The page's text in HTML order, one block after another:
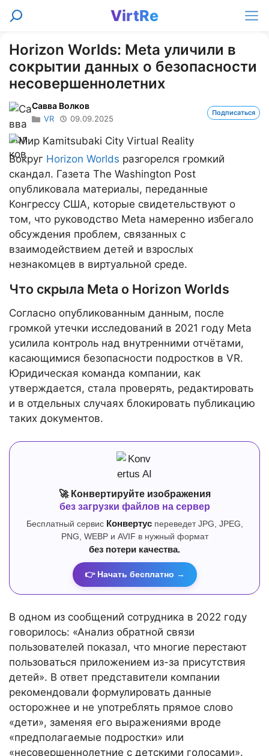
Перейти
VirtRe
Поиск
Horizon Worlds: Meta уличили в
сокрытии данных о безопасности
несовершеннолетних
Савва Волков
VR 09.09.2025
Подписаться
Вокруг Horizon Worlds разгорелся громкий
скандал. Газета The Washington Post
опубликовала материалы, переданные
Конгрессу США, которые свидетельствуют о
том, что руководство Meta намеренно избегало
обсуждения проблем, связанных с
взаимодействием детей и взрослых
незнакомцев в виртуальной среде.
Что скрыла Meta о Horizon Worlds
Согласно опубликованным данным, после
громкой утечки исследований в 2021 году Meta
усилила контроль над внутренними отчётами,
касающимися безопасности подростков в VR.
Юридическая команда компании, как
утверждается, стала проверять, редактировать
и в отдельных случаях блокировать публикацию
таких документов.
🚀 Конвертируйте изображения
без загрузки файлов на сервер
Бесплатный сервис Конвертуспереведет JPG, JPEG,
PNG, WEBP и AVIF в нужный формат
без потери качества.
👉 Начать бесплатно →
В одном из сообщений сотрудника в 2022 году
говорилось: «Анализ обратной связи
пользователей показал, что многие перестают
пользоваться приложением из-за присутствия
детей». В ответ представители компании
рекомендовали формулировать данные
осторожнее и не употреблять прямое слово
«дети», заменяя его выражениями вроде
«предполагаемые подростки» или
«несовершеннолетние с детскими голосами».